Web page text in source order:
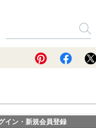
イン・新規会員登録